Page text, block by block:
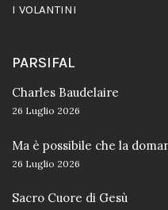
I VOLANTINI
PARSIFAL
Charles Baudelaire
26 Luglio 2026
Ma è possibile che la
26 Luglio 2026
Sacro Cuore di Gesù